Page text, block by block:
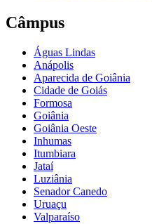
Câmpus
Águas Lindas
Anápolis
Aparecida de Goiânia
Cidade de Goiás
Formosa
Goiânia
Goiânia Oeste
Inhumas
Itumbiara
Jataí
Luziânia
Senador Canedo
Uruaçu
Valparaíso